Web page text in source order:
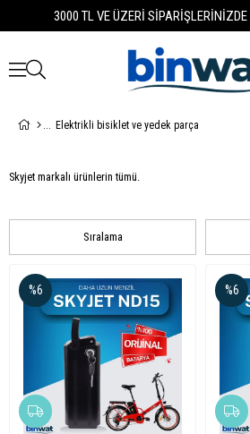
3000 TL VE ÜZERİ
Elektrikli bisiklet ve yedek parça
Skyjet markalı ürünlerin tümü.
Sıralama
%6 %6